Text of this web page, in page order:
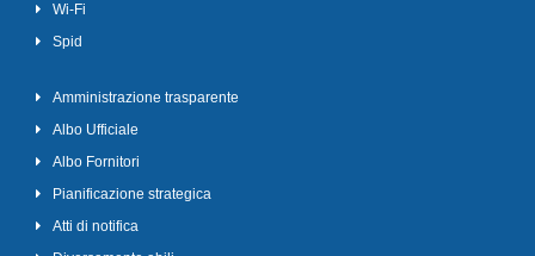
Wi-Fi
Spid
Amministrazione trasparente
Albo Ufficiale
Albo Fornitori
Pianificazione strategica
Atti di notifica